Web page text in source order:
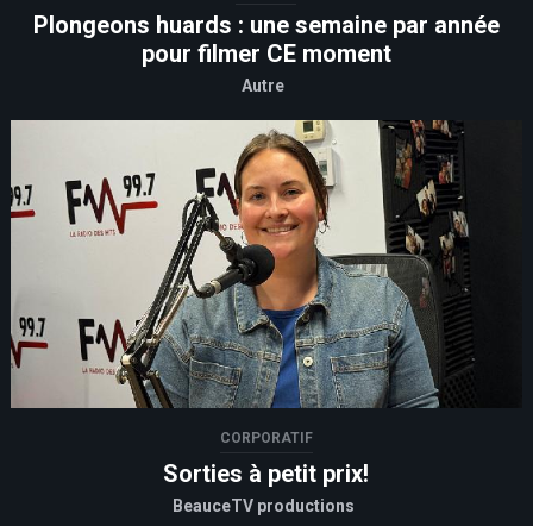
Plongeons huards : une semaine par année
pour filmer CE moment
Autre
CORPORATIF
Sorties à petit prix!
BeauceTV productions